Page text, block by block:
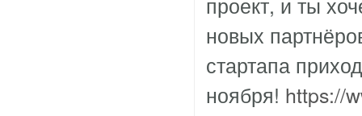
новых
стартапа
ноября! https://